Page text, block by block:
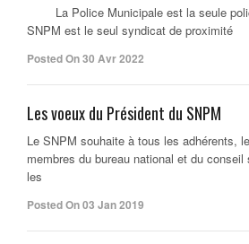
La Police Municipale est la seule
SNPM est le seul syndicat de proximité
Posted On 30 Avr 2022
Les voeux du Président du SNPM
Le SNPM souhaite à tous les adhérents,
membres du bureau national et du conseil
les
Posted On 03 Jan 2019